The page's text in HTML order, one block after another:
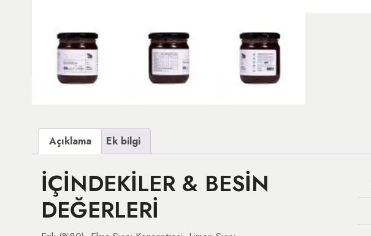
Açıklama Ek bilgi
İÇİNDEKİLER & BESİN
DEĞERLERİ